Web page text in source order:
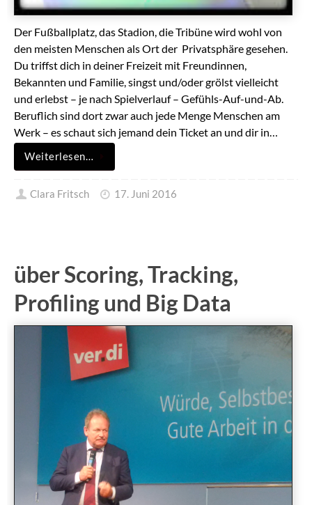
Der Fußballplatz, das Stadion, die Tribüne wird wohl von
den meisten Menschen als Ort der Privatsphäre gesehen.
Du triffst dich in deiner Freizeit mit Freundinnen,
Bekannten und Familie, singst und/oder grölst vielleicht
und erlebst – je nach Spielverlauf – Gefühls-Auf-und-Ab.
Beruflich sind dort zwar auch jede Menge Menschen am
Werk – es schaut sich jemand dein Ticket an und dir in…
Weiterlesen…
Clara Fritsch 17. Juni 2016
über Scoring, Tracking,
Profiling und Big Data